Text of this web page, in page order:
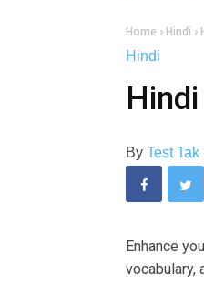
Home › Hindi ›
Hindi
By Test Tak
Enhance
vocabulary,